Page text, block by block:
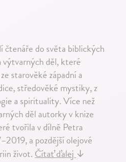
čtenáře do světa biblických
děl, které
starověké západní a
středověké mystiky, z
a spirituality. Více než
děl autorky v knize
tvořila v dílně Petra
a pozdější olejové
život.Čítať ďalej↓